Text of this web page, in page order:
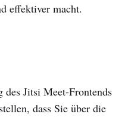
effektiver macht.
des Jitsi Meet-Frontends
dass Sie über die